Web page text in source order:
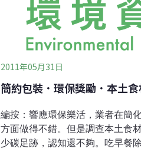
2011年05月31日
簡約包裝．環保獎勵．本土
編按：響應環保樂活，業者在簡
方面做得不錯。但是調查本土食
少碳足跡，認知還不夠。吃早餐